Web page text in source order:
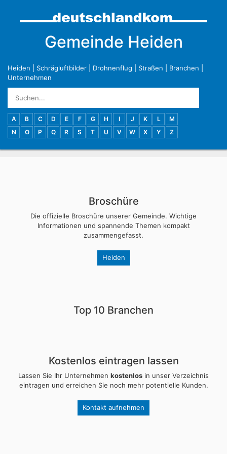
Gemeinde Heiden
Heiden Schrägluftbilder Drohnenflug Straßen Branchen
Unternehmen
A B C D E F G H I J K L
M
N
O P Q R S T U V W X Y Z
Broschüre
Die offizielle Broschüre unserer Gemeinde. Wichtige
Informationen und spannende Themen kompakt
zusammengefasst.
Heiden
Top 10 Branchen
Kostenlos eintragen lassen
Lassen Sie Ihr Unternehmen kostenlos in unser Verzeichnis
eintragen und erreichen Sie noch mehr potentielle Kunden.
Kontakt aufnehmen